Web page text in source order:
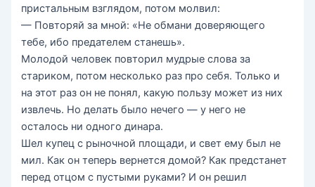
пристальным взглядом, потом молвил:
— Повторяй за мной: «Не обмани доверяющего
тебе, ибо предателем станешь».
Молодой человек повторил мудрые слова за
стариком, потом несколько раз про себя. Только и
на этот раз он не понял, какую пользу может из них
извлечь. Но делать было нечего — у него не
осталось ни одного динара.
Шел купец с рыночной площади, и свет ему был не
мил. Как он теперь вернется домой? Как предстанет
перед отцом с пустыми руками? И он решил